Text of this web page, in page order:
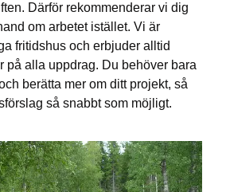
Därför rekommenderar vi dig
om arbetet istället. Vi är
fritidshus och erbjuder alltid
på alla uppdrag. Du behöver bara
berätta mer om ditt projekt, så
så snabbt som möjligt.